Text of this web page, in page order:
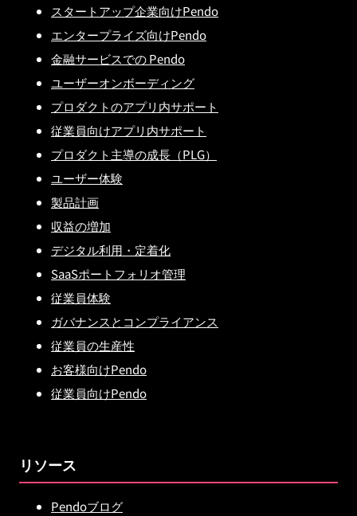
スタートアップ企業向けPendo
エンタープライズ向けPendo
金融サービスでの Pendo
ユーザーオンボーディング
プロダクトのアプリ内サポート
従業員向けアプリ内サポート
プロダクト主導の成長（PLG）
ユーザー体験
製品計画
収益の増加
デジタル利用・定着化
SaaSポートフォリオ管理
従業員体験
ガバナンスとコンプライアンス
従業員の生産性
お客様向けPendo
従業員向けPendo
リソース
Pendoブログ